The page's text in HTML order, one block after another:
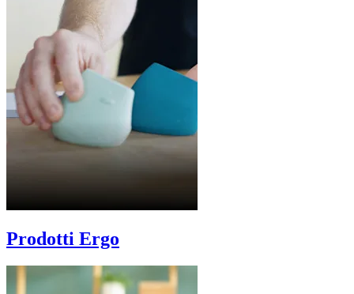
Prodotti Ergo